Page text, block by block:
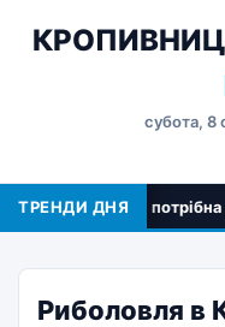
субота, 8
ТРЕНДИ ДНЯ
потрібна
Риболовля в